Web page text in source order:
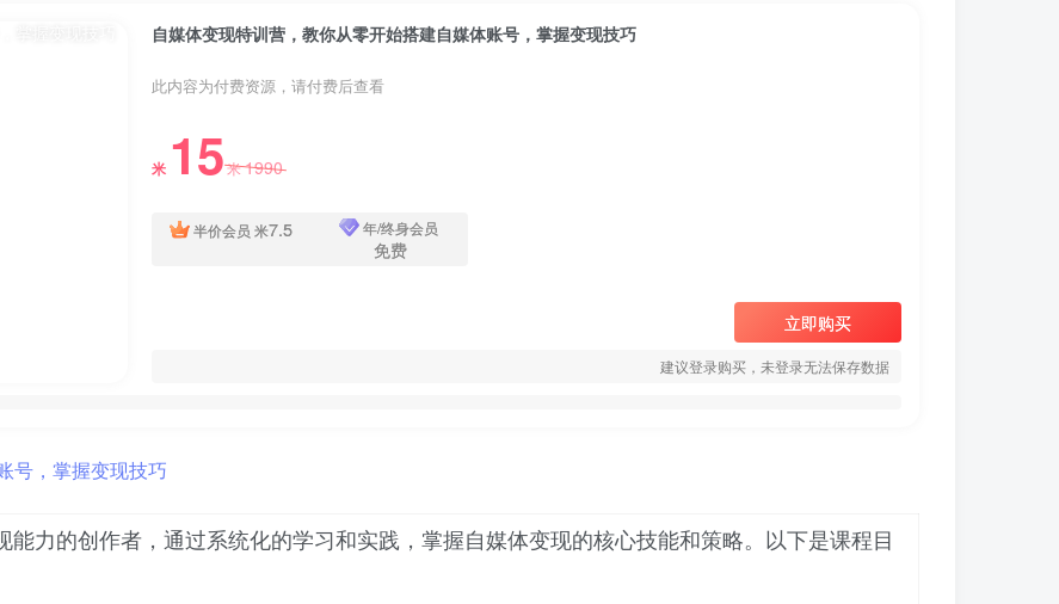
自媒体变现特训营，教你从零开始搭建自媒体账号，掌握变现技巧
此内容为付费资源，请付费后查看
米 15米1990
半价会员 米7.5 年/终身会员
免费
立即购买
建议登录购买，未登录无法保存数据
力的创作者，通过系统化的学习和实践，掌握自媒体变现的核心技能和策略。以下是课程目